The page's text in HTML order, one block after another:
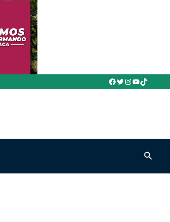
Facebook
Twitter
Instagram
YouTube
TikTok
Buscar